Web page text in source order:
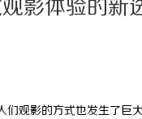
影体验的新
们观影的方式也发生了